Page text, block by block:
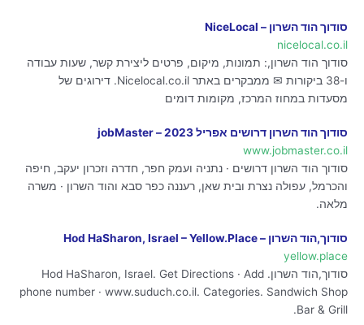
סודוך הוד השרון – NiceLocal
nicelocal.co.il
סודוך הוד השרון,: תמונות, מיקום, פרטים ליצירת קשר, שעות עבודה
ו-38 ביקורות ✉ ממבקרים באתר Nicelocal.co.il. דירוגים של
מסעדות במחוז המרכז, מקומות דומים
סודוך הוד השרון דרושים אפריל 2023 – jobMaster
www.jobmaster.co.il
סודוך הוד השרון דרושים · נתניה ועמק חפר, חדרה וזכרון יעקב, חיפה
והכרמל, עפולה נצרת ובית שאן, רעננה כפר סבא והוד השרון · משרה
מלאה.
סודוך,הוד השרון – Hod HaSharon, Israel – Yellow.Place
yellow.place
סודוך,הוד השרון. Hod HaSharon, Israel. Get Directions · Add
phone number · www.suduch.co.il. Categories. Sandwich Shop
Bar & Grill.